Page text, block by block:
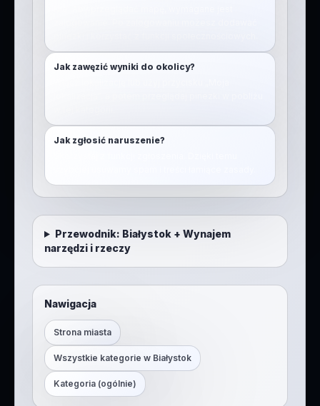
Jak zawęzić wyniki do okolicy?
Jak zgłosić naruszenie?
Przewodnik: Białystok+ Wynajem
narzędzi i rzeczy
Nawigacja
Strona miasta
Wszystkie kategorie w Białystok
Kategoria (ogólnie)